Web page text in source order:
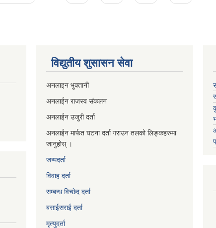
विद्युतीय शुसासन सेवा
अनलाइन भुक्तानी
अनलाईन राजस्व संकलन
अनलाईन उजुरी दर्ता
अनलाईन मार्फत घटना दर्ता गराउन तलको लिङ्कहरुमा
जानुहोस् ।
जन्मदर्ता
विवाह दर्ता
सम्बन्ध विच्छेद दर्ता
बसाईसराई दर्ता
मृत्युदर्ता